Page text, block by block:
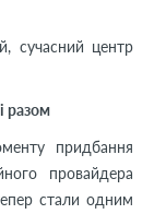
сучасний центр
разом
придбання
провайдера
стали одним